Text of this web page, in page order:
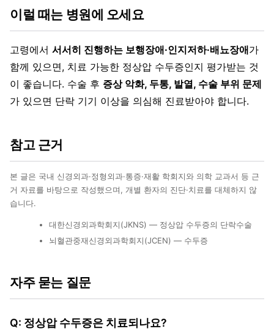
이럴 때는 병원에 오세요
고령에서 서서히 진행하는 보행장애·인지저하·배뇨장애가
함께 있으면, 치료 가능한 정상압 수두증인지 평가받는 것
이 좋습니다. 수술 후 증상 악화, 두통, 발열, 수술 부위 문제
가 있으면 단락 기기 이상을 의심해 진료받아야 합니다.
참고 근거
본 글은 국내 신경외과·정형외과·통증·재활 학회지와 의학 교과서 등 근
거 자료를 바탕으로 작성했으며, 개별 환자의 진단·치료를 대체하지 않
습니다.
대한신경외과학회지(JKNS) — 정상압 수두증의 단락수술
뇌혈관중재신경외과학회지(JCEN) — 수두증
자주 묻는 질문
Q: 정상압 수두증은 치료되나요?